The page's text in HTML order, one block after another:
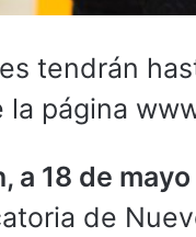
tendrán
página
a 18 de
de